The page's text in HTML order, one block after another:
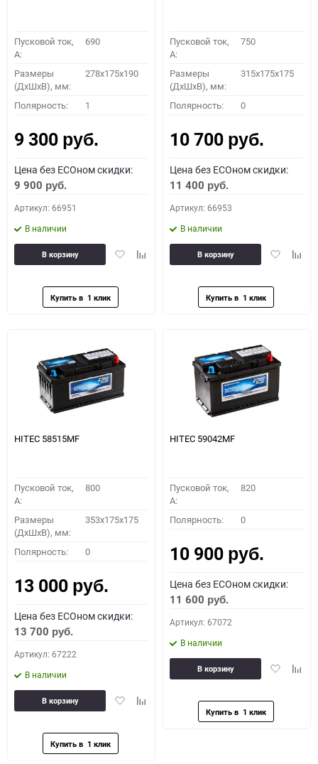
Пусковой ток,
A:
690
Размеры
(ДхШхВ), мм:
278x175x190
Полярность: 1
9 300 руб.
Цена без ECOном скидки:
9 900 руб.
Артикул: 66951
В наличии
ДобавитьДобавить
В корзину
Пусковой ток,
A:
750
Размеры
(ДхШхВ), мм:
315x175x175
Полярность: 0
10 700 руб.
Цена без ECOном скидки:
11 400 руб.
Артикул: 66953
В наличии
Добавить
В корзину
HITEC 58515MF
Пусковой ток,
A:
800
Размеры
(ДхШхВ), мм:
353x175x175
Полярность: 0
13 000 руб.
Цена без ECOном скидки:
13 700 руб.
Артикул: 67222
В наличии
ДобавитьДобавить
В корзину
HITEC 59042MF
Пусковой ток,
A:
820
Полярность: 0
10 900 руб.
Цена без ECOном скидки:
11 600 руб.
Артикул: 67072
В наличии
Добавить
В корзину